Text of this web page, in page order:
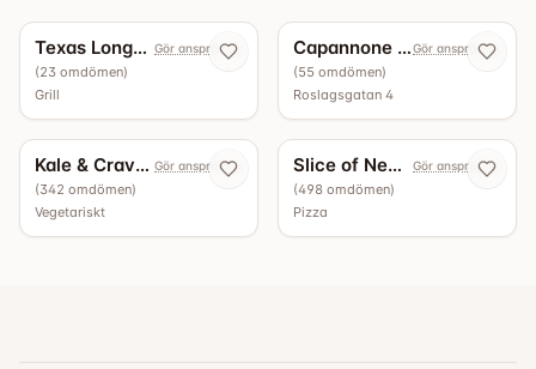
Texas Longhorn Roslagsgatan Gör anspråk nu
(23 omdömen)
Grill
Capannone Bottega - VinbarGör anspråk nu
(55 omdömen)
Roslagsgatan 4
4.5
Kale & Crave Roslagsgatan Gör anspråk nu
(342 omdömen)
Vegetariskt
4.4
Slice of New York Gör anspråk nu
(498 omdömen)
Pizza